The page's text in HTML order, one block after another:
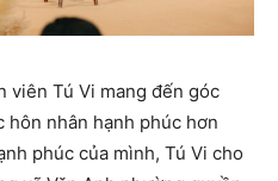
viên Tú Vi mang đến góc
hôn nhân hạnh phúc hơn
phúc của mình, Tú Vi cho